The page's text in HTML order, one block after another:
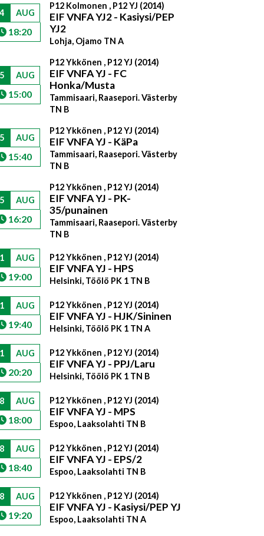
AUG
18:20
P12 Kolmonen , P12 YJ (2014)
EIF VNFA YJ2 - Kasiysi/PEP
YJ2
Lohja, Ojamo TN A
AUG
15:00
P12 Ykkönen , P12 YJ (2014)
EIF VNFA YJ - FC
Honka/Musta
Tammisaari, Raasepori. Västerby
TN B
AUG
15:40
P12 Ykkönen , P12 YJ (2014)
EIF VNFA YJ - KäPa
Tammisaari, Raasepori. Västerby
TN B
AUG
16:20
P12 Ykkönen , P12 YJ (2014)
EIF VNFA YJ - PK-
35/punainen
Tammisaari, Raasepori. Västerby
TN B
AUG
19:00
P12 Ykkönen , P12 YJ (2014)
EIF VNFA YJ - HPS
Helsinki, Töölö PK 1 TN B
AUG
19:40
P12 Ykkönen , P12 YJ (2014)
EIF VNFA YJ - HJK/Sininen
Helsinki, Töölö PK 1 TN A
AUG
20:20
P12 Ykkönen , P12 YJ (2014)
EIF VNFA YJ - PPJ/Laru
Helsinki, Töölö PK 1 TN B
AUG
18:00
P12 Ykkönen , P12 YJ (2014)
EIF VNFA YJ - MPS
Espoo, Laaksolahti TN B
AUG
18:40
P12 Ykkönen , P12 YJ (2014)
EIF VNFA YJ - EPS/2
Espoo, Laaksolahti TN B
AUG
19:20
P12 Ykkönen , P12 YJ (2014)
EIF VNFA YJ - Kasiysi/PEP YJ
Espoo, Laaksolahti TN A